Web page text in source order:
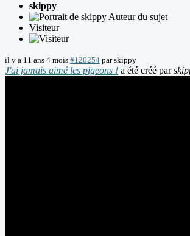
skippy
Auteur du sujet
Visiteur
il y a 11 ans 4 mois #120254 parskippy
J'ai jamais aimé les pigeons ! a été créé par